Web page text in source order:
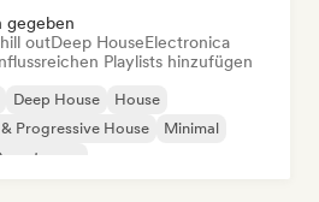
gegeben
outDeep HouseElectronica
Playlists hinzufügen
Deep House
House
Progressive House
Minimal